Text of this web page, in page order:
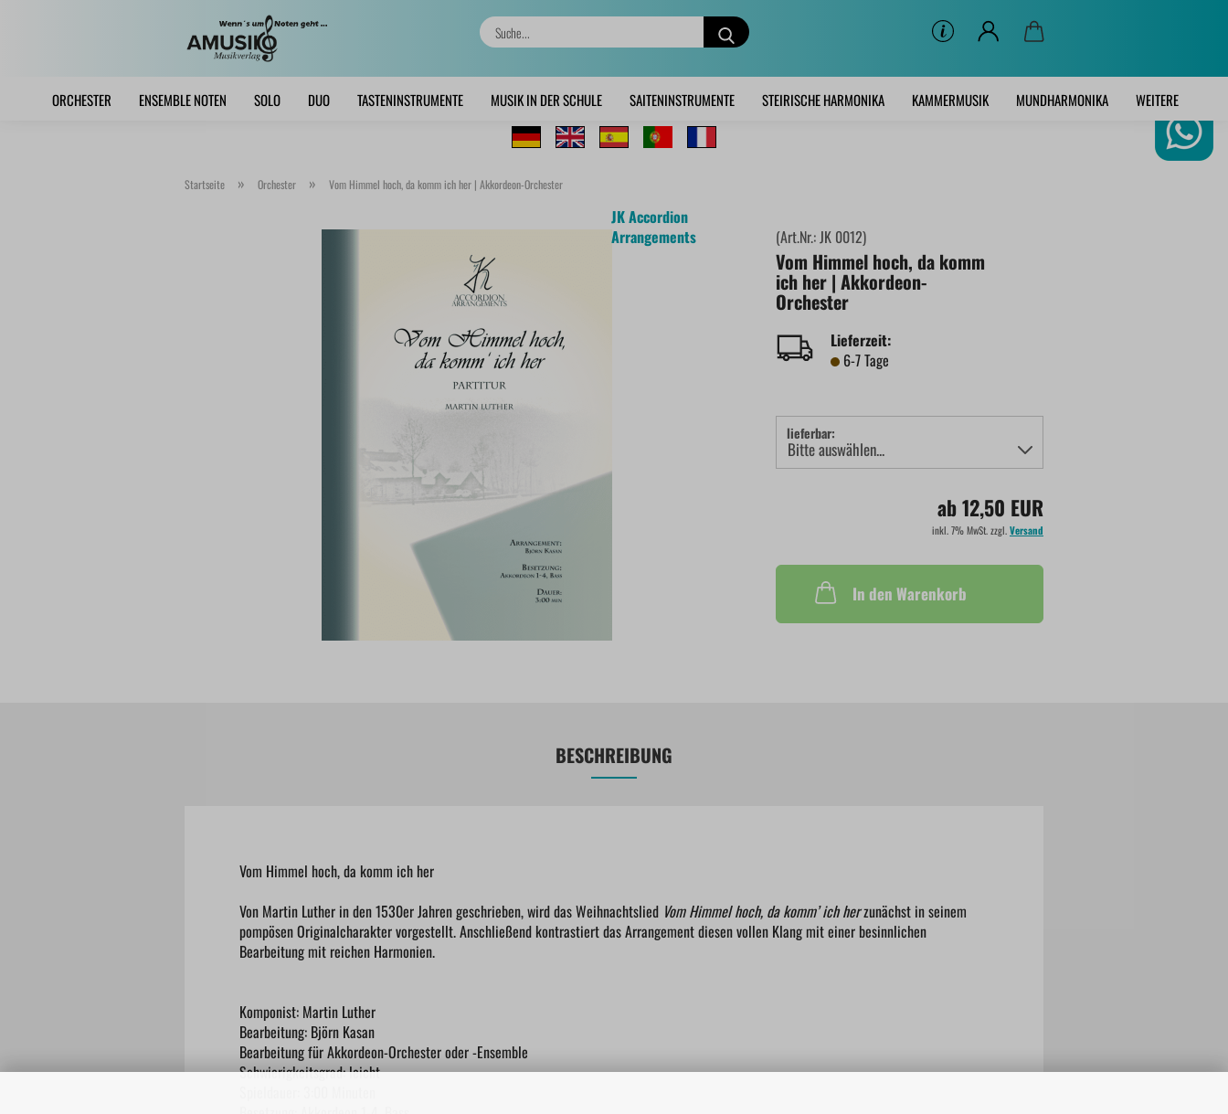
Suche...
ORCHESTER ENSEMBLE NOTEN SOLO DUO TASTENINSTRUMENTE MUSIK IN DER SCHULE SAITENINSTRUMENTE STEIRISCHE HARMONIKA KAMMERMUSIK MUNDHARMONIKA WEITERE
Startseite » Orchester » Vom Himmel hoch, da komm ich her | Akkordeon-Orchester
JK Accordion
Arrangements
(Art.Nr.:JK 0012)
Vom Himmel hoch, da komm
ich her | Akkordeon-
Orchester
Lieferzeit:
6-7 Tage
lieferbar:
ab 12,50 EUR
inkl. 7% MwSt. zzgl.Versand
In den Warenkorb
BESCHREIBUNG
Vom Himmel hoch, da komm ich her
Von Martin Luther in den 1530er Jahren geschrieben, wird das Weihnachtslied Vom Himmel hoch, da komm’ ich herzunächst in seinem
pompösen Originalcharakter vorgestellt. Anschließend kontrastiert das Arrangement diesen vollen Klang mit einer besinnlichen
Bearbeitung mit reichen Harmonien.
Komponist: Martin Luther
Bearbeitung: Björn Kasan
Bearbeitung für Akkordeon-Orchester oder -Ensemble
Schwierigkeitsgrad: leicht